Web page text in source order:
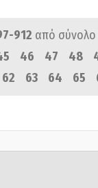
912 από σύνολο
46 47 48
62 63 64 65